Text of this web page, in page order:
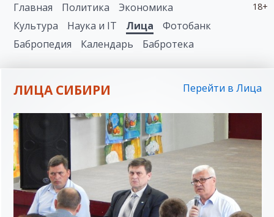
18+
Главная Политика
Экономика
Культура
Наука и IT Лица
Фотобанк
Бабропедия
Календарь Бабротека
ЛИЦА СИБИРИ Перейти в Лица